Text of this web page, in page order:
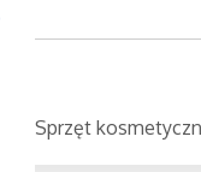
Sprzęt